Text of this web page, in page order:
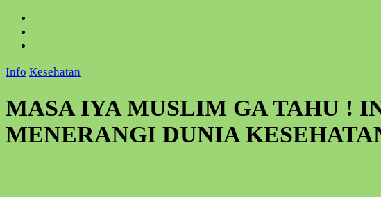
Info Kesehatan
MASA IYA MUSLIM GA TAHU !
MENERANGI DUNIA